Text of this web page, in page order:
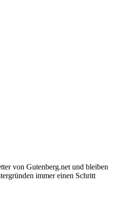
von Gutenberg.net und bleiben
immer einen Schritt